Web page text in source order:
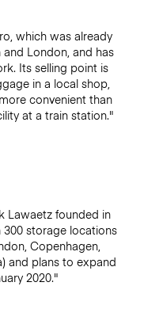
which was already
London, and has
Its selling point is
in a local shop,
convenient than
at a train station."
Lawaetz founded in
300 storage locations
Copenhagen,
and plans to expand
2020."